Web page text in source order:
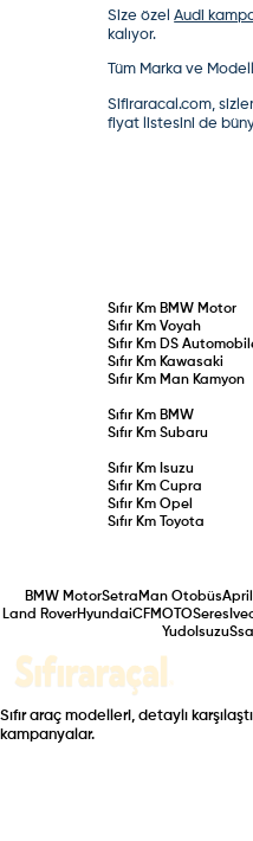
Size özelAudi
kalıyor.
Tüm Marka ve
Sifiraracal.com,
fiyat listesini de
Sıfır Km BMW Motor
Sıfır KmVoyah
Sıfır Km DS
Sıfır Km Kawasaki
Sıfır Km Man Kamyon
Sıfır Km BMW
Sıfır KmSubaru
Sıfır Km Isuzu
Sıfır KmCupra
Sıfır KmOpel
Sıfır Km
Toyota
BMW MotorSetra Man Otobüs
Land RoverHyundaiCFMOTOSeres
Yudo Isuzu
Sıfır araç modelleri, detaylı
kampanyalar.